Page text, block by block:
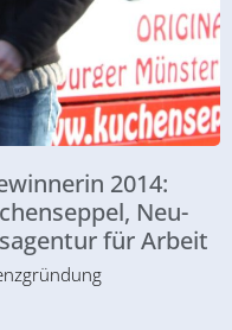
2014:
Neu-
für Arbeit